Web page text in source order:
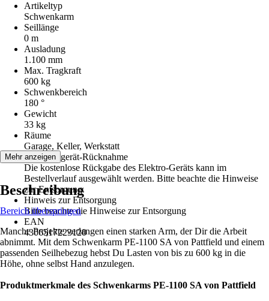
Artikeltyp
Schwenkarm
Seillänge
0 m
Ausladung
1.100 mm
Max. Tragkraft
600 kg
Schwenkbereich
180 °
Gewicht
33 kg
Räume
Garage, Keller, Werkstatt
Elektroaltgerät-Rücknahme
Die kostenlose Rückgabe des Elektro-Geräts kann im
Bestellverlauf ausgewählt werden. Bitte beachte die Hinweise
zur Entsorgung.
Hinweis zur Entsorgung
Bitte beachte die Hinweise zur Entsorgung
EAN
4306517223120
Mehr anzeigen
Beschreibung
Bereich überspringen
Manche Projekte verlangen einen starken Arm, der Dir die Arbeit
abnimmt. Mit dem Schwenkarm PE-1100 SA von Pattfield und einem
passenden Seilhebezug hebst Du Lasten von bis zu 600 kg in die
Höhe, ohne selbst Hand anzulegen.
Produktmerkmale des Schwenkarms PE-1100 SA von Pattfield